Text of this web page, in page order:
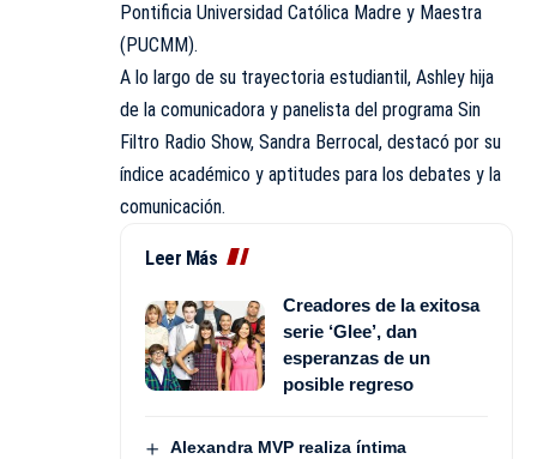
Pontificia Universidad Católica Madre y Maestra
(PUCMM).
A lo largo de su trayectoria estudiantil, Ashley hija
de la comunicadora y panelista del programa Sin
Filtro Radio Show, Sandra Berrocal, destacó por su
índice académico y aptitudes para los debates y la
comunicación.
Leer Más
Creadores de la exitosa
serie ‘Glee’, dan
esperanzas de un
posible regreso
Alexandra MVP realiza íntima